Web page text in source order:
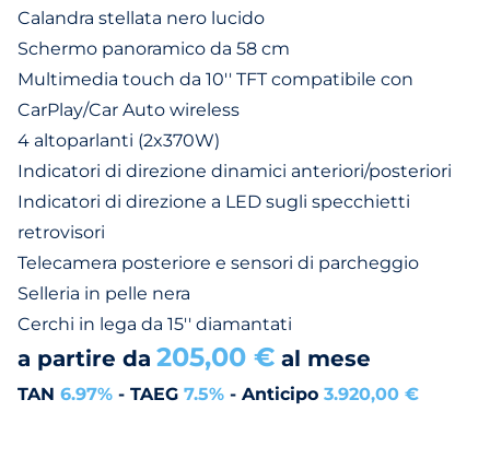
Calandra stellata nero lucido
Schermo panoramico da 58 cm
Multimedia touch da 10'' TFT compatibile con
CarPlay/Car Auto wireless
4 altoparlanti (2x370W)
Indicatori di direzione dinamici anteriori/posteriori
Indicatori di direzione a LED sugli specchietti
retrovisori
Telecamera posteriore e sensori di parcheggio
Selleria in pelle nera
Cerchi in lega da 15'' diamantati
a partire da 205,00 € al mese
TAN 6.97% - TAEG 7.5% - Anticipo 3.920,00 €